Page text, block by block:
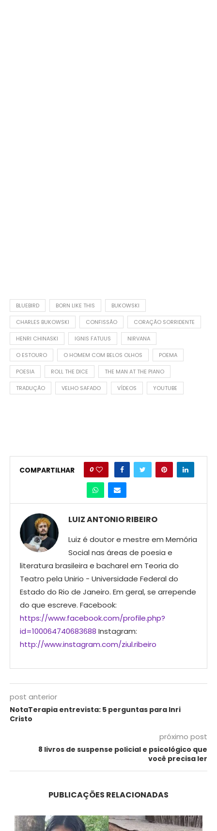
BLUEBIRD BORN LIKE THIS BUKOWSKI
CHARLES BUKOWSKI CONFISSÃO CORAÇÃO SORRIDENTE
HENRI CHINASKI IGNIS FATUUS NIRVANA
O ESTOURO O HOMEM COM BELOS OLHOS POEMA
POESIA ROLL THE DICE THE MAN AT THE PIANO
TRADUÇÃO VELHO SAFADO VÍDEOS YOUTUBE
COMPARTILHAR 0
LUIZ ANTONIO RIBEIRO
Luiz é doutor e mestre em Memória
Social nas áreas de poesia e
literatura brasileira e bacharel em Teoria do
Teatro pela Unirio - Universidade Federal do
Estado do Rio de Janeiro. Em geral, se arrepende
do que escreve. Facebook:
https://www.facebook.com/profile.php?
id=100064740683688 Instagram:
http://www.instagram.com/ziul.ribeiro
post anterior
NotaTerapia entrevista: 5 perguntas para Inri
Cristo
próximo post
8 livros de suspense policial e psicológico que
você precisa ler
PUBLICAÇÕES RELACIONADAS